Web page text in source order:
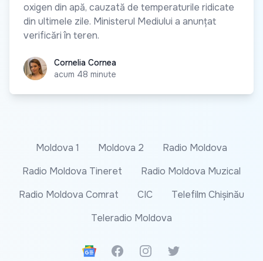
oxigen din apă, cauzată de temperaturile ridicate
din ultimele zile. Ministerul Mediului a anunțat
verificări în teren.
Cornelia Cornea
Cornelia Cornea
acum 48 minute
Moldova 1 Moldova 2
Radio Moldova
Radio Moldova Tineret
Radio Moldova Muzical
Radio Moldova Comrat
CIC
Telefilm Chișinău
Teleradio Moldova
Google News
FacebookInstagramTwitter